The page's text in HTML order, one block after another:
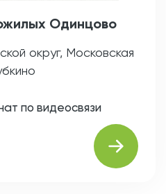
Одинцово
округ, Московская
по видеосвязи